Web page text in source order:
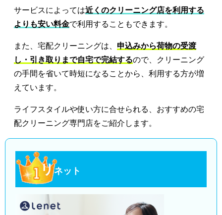
サービスによっては近くのクリーニング店を利用する
よりも安い料金で利用することもできます。
また、宅配クリーニングは、 申込みから荷物の受渡
し・引き取りまで自宅で完結するので、クリーニング
の手間を省いて時短になることから、利用する方が増
えています。
ライフスタイルや使い方に合せられる、おすすめの宅
配クリーニング専門店をご紹介します。
リネット